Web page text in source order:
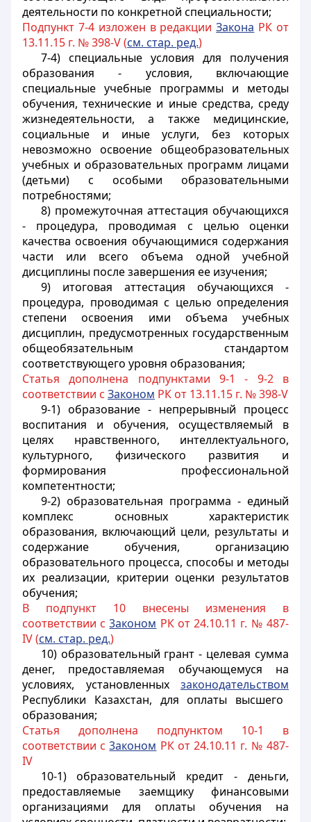
деятельности по конкретной специальности;
Подпункт 7-4 изложен в редакцииЗакона РК от
13.11.15 г. № 398-V (см. стар. ред.)
7-4) специальные условия для получения
образования - условия, включающие
специальные учебные программы и методы
обучения, технические и иные средства, среду
жизнедеятельности, а также медицинские,
социальные и иные услуги, без которых
невозможно освоение общеобразовательных
учебных и образовательных программ лицами
(детьми) с особыми образовательными
потребностями;
8) промежуточная аттестация обучающихся
- процедура, проводимая с целью оценки
качества освоения обучающимися содержания
части или всего объема одной учебной
дисциплины после завершения ее изучения;
9) итоговая аттестация обучающихся -
процедура, проводимая с целью определения
степени освоения ими объема учебных
дисциплин, предусмотренных государственным
общеобязательным стандартом
соответствующего уровня образования;
Статья дополнена подпунктами 9-1 - 9-2 в
соответствии с Законом РК от 13.11.15 г. № 398-V
9-1) образование - непрерывный процесс
воспитания и обучения, осуществляемый в
целях нравственного, интеллектуального,
культурного, физического развития и
формирования профессиональной
компетентности;
9-2) образовательная программа - единый
комплекс основных характеристик
образования, включающий цели, результаты и
содержание обучения, организацию
образовательного процесса, способы и методы
их реализации, критерии оценки результатов
обучения;
В подпункт 10 внесены изменения в
соответствии с3аконом РК от 24.10.11 г. № 487-
IV (см. стар. ред.)
10) образовательный грант - целевая сумма
денег, предоставляемая обучающемуся на
условиях, установленных законодательством
Республики Казахстан, для оплаты высшего
образования;
Статья дополнена подпунктом 10-1 в
соответствии с3аконом РК от 24.10.11 г. № 487-
IV
10-1) образовательный кредит - деньги,
предоставляемые заемщику финансовыми
организациями для оплаты обучения на